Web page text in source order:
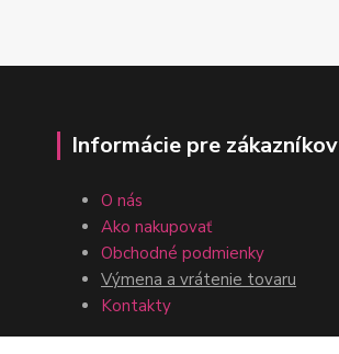
Informácie pre zákazníkov
O nás
Ako nakupovať
Obchodné podmienky
Výmena a vrátenie tovaru
Kontakty